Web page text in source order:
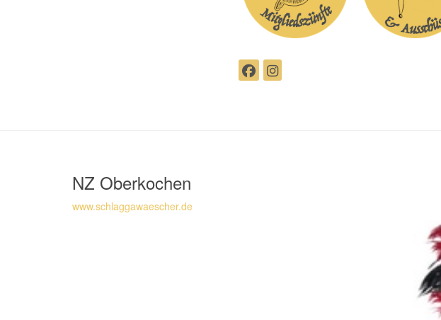
NZ Oberkochen
www.schlaggawaescher.de